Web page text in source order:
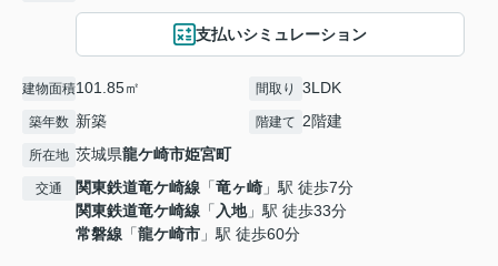
支払いシミュレーション
建物面積101.85㎡ 間取り 3LDK
築年数 新築 階建て 2階建
所在地 茨城県龍ケ崎市姫宮町
交通 関東鉄道竜ケ崎線 「竜ヶ崎 」駅 徒歩7分
関東鉄道竜ケ崎線 「入地」駅 徒歩33分
常磐線 「龍ケ崎市 」駅 徒歩60分